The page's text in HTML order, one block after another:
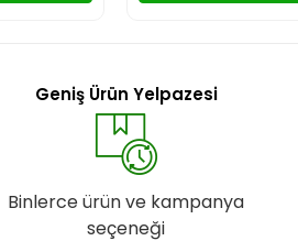
Geniş Ürün Yelpazesi
Binlerce ürün ve kampanya
seçeneği